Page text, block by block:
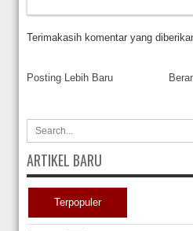
Terimakasih komentar yang
Posting Lebih Baru
ARTIKEL BARU
Terpopuler